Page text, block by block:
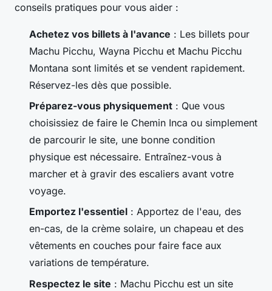
conseils pratiques pour vous aider :
Achetez vos billets à l'avance : Les billets pour
Machu Picchu, Wayna Picchu et Machu Picchu
Montana sont limités et se vendent rapidement.
Réservez-les dès que possible.
Préparez-vous physiquement : Que vous
choisissiez de faire le Chemin Inca ou simplement
de parcourir le site, une bonne condition
physique est nécessaire. Entraînez-vous à
marcher et à gravir des escaliers avant votre
voyage.
Emportez l'essentiel : Apportez de l'eau, des
en-cas, de la crème solaire, un chapeau et des
vêtements en couches pour faire face aux
variations de température.
Respectez le site : Machu Picchu est un site